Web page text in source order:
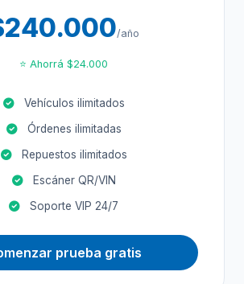
/año
⭐ Ahorrá $24.000
Vehículos ilimitados
Órdenes ilimitadas
Repuestos ilimitados
Escáner QR/VIN
Soporte VIP 24/7
prueba gratis